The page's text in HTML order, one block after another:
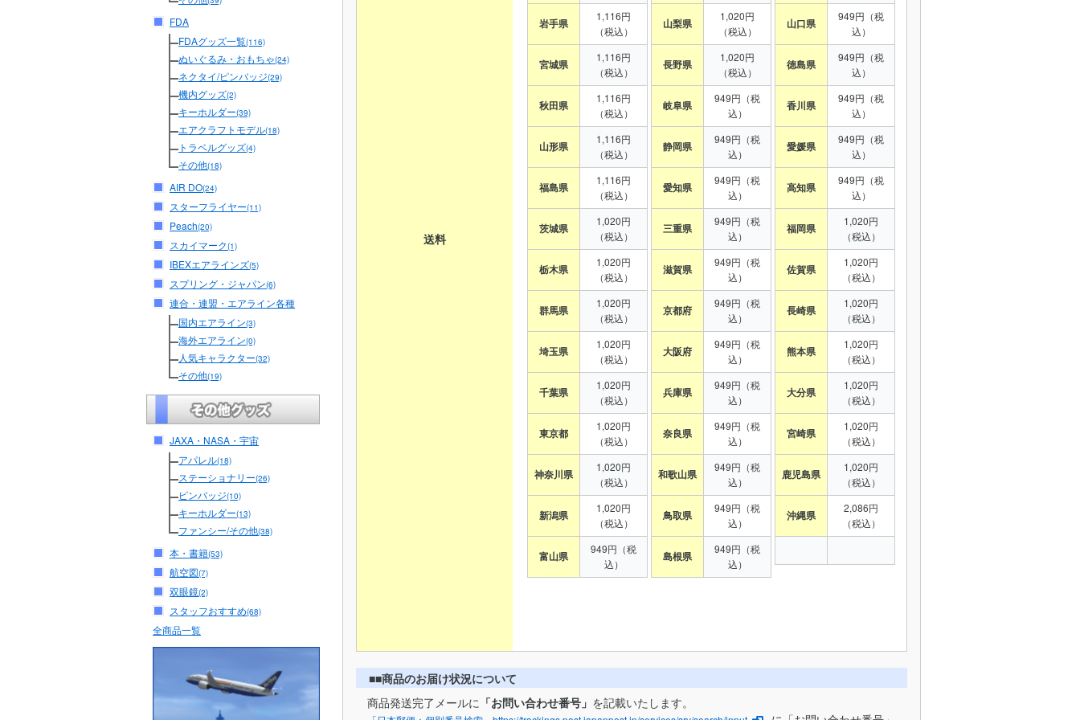
FDA
FDAグッズ一覧(116)
ぬいぐるみ・おもちゃ(24)
ネクタイ/ピンバッジ(29)
機内グッズ(2)
キーホルダー(39)
エアクラフトモデル(18)
トラベルグッズ(4)
その他(18)
AIR DO(24)
スターフライヤー(11)
Peach(20)
スカイマーク(1)
IBEXエアラインズ(5)
スプリング・ジャパン(6)
連合・連盟・エアライン各種
国内エアライン(3)
海外エアライン(0)
人気キャラクター(32)
その他(19)
JAXA・NASA・宇宙
アパレル(18)
ステーショナリー(26)
ピンバッジ(10)
キーホルダー(13)
ファンシー/その他(38)
本・書籍(53)
航空図(7)
双眼鏡(2)
スタッフおすすめ(68)
全商品一覧
送料
岩手県
1,116円
（税込）
宮城県
1,116円
（税込）
秋田県
1,116円
（税込）
山形県
1,116円
（税込）
福島県
1,116円
（税込）
茨城県
1,020円
（税込）
栃木県
1,020円
（税込）
群馬県
1,020円
（税込）
埼玉県
1,020円
（税込）
千葉県
1,020円
（税込）
東京都
1,020円
（税込）
神奈川県
1,020円
（税込）
新潟県
1,020円
（税込）
富山県
949円（税
込）
山梨県
1,020円
（税込）
長野県
1,020円
（税込）
岐阜県
949円（税
込）
静岡県
949円（税
込）
愛知県
949円（税
込）
三重県
949円（税
込）
滋賀県
949円（税
込）
京都府
949円（税
込）
大阪府
949円（税
込）
兵庫県
949円（税
込）
奈良県
949円（税
込）
和歌山県
949円（税
込）
鳥取県
949円（税
込）
島根県
949円（税
込）
山口県
949円（税
込）
徳島県
949円（税
込）
香川県
949円（税
込）
愛媛県
949円（税
込）
高知県
949円（税
込）
福岡県
1,020円
（税込）
佐賀県
1,020円
（税込）
長崎県
1,020円
（税込）
熊本県
1,020円
（税込）
大分県
1,020円
（税込）
宮崎県
1,020円
（税込）
鹿児島県
1,020円
（税込）
沖縄県
2,086円
（税込）
■■商品のお届け状況について
商品発送完了メールに 「お問い合わせ番号」 を記載いたします。